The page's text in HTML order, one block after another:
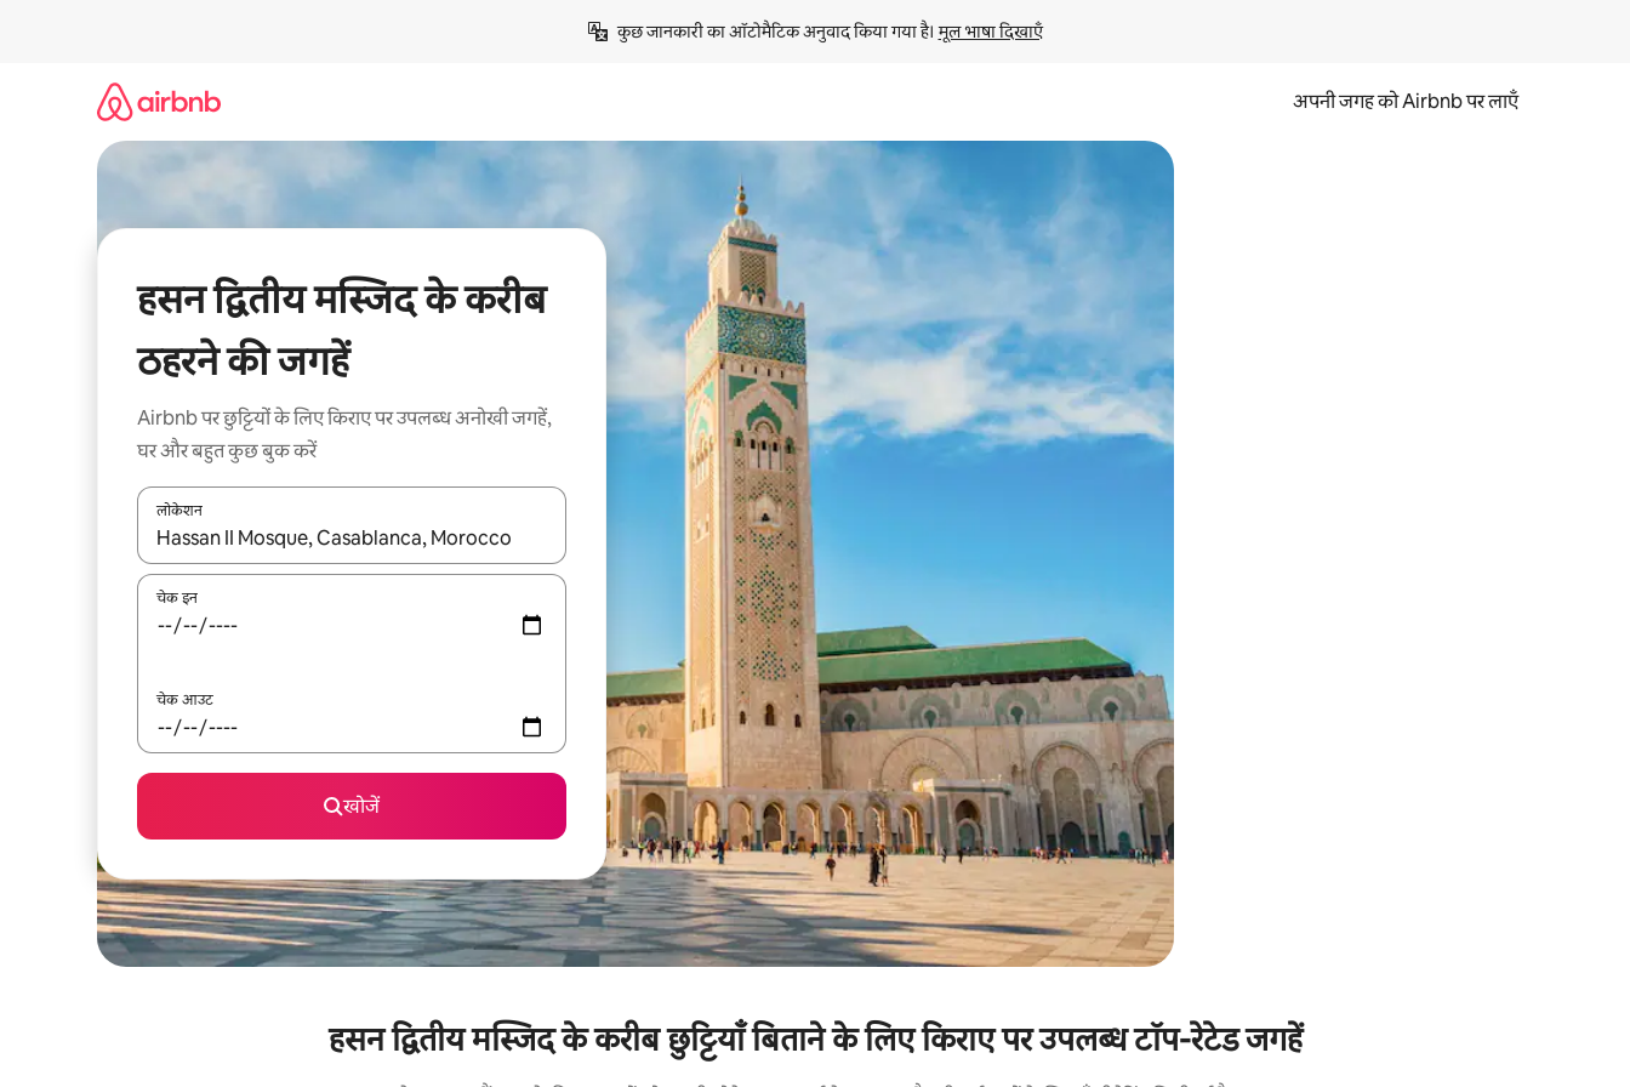
कुछ जानकारी का ऑटोमैटिक अनुवाद किया गया है। मूल भाषा दिखाएँ
अपनी जगह को Airbnb पर लाएँ
हसन द्वितीय मस्जिद के करीब
ठहरने की जगहें
Airbnb पर छुट्टियों के लिए किराए पर उपलब्ध अनोखी जगहें,
घर और बहुत कुछ बुक करें
लोकेशन
नतीजों के उपलब्ध होने पर, अप और डाउन 'ऐरो की' का इस्तेमाल करके नेविगेट करें या टच या फिर स्वाइप जेस्चर का इस्तेमाल करके एक्सप्लोर करें।
चेक इन
चेक आउट
खोजें
हसन द्वितीय मस्जिद के करीब छुट्टियाँ बिताने के लिए किराए पर उपलब्ध टॉप-रेटेड जगहें